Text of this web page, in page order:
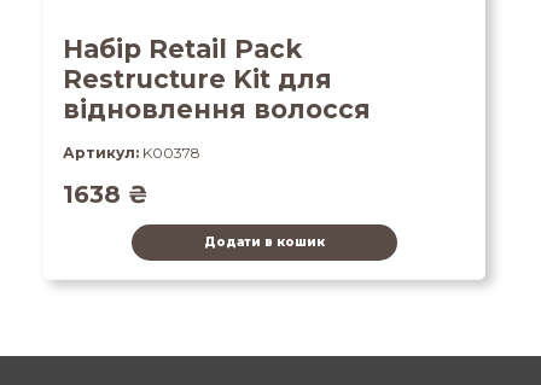
Набір Retail Pack
Restructure Kit для
відновлення волосся
Артикул: K00378
1638 ₴
Додати в кошик